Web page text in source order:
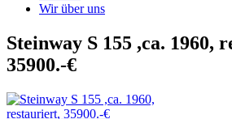
Wir über uns
Steinway S 155 ,ca. 1960,
35900.-€